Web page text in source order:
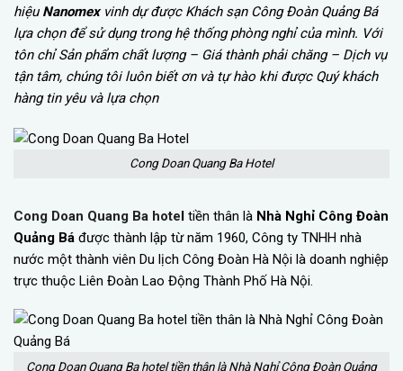
hiệuNanomexvinh dự được Khách sạn Công Đoàn Quảng Bá
lựa chọn để sử dụng trong hệ thống phòng nghỉ của mình. Với
tôn chỉ Sản phẩm chất lượng – Giá thành phải chăng – Dịch vụ
tận tâm, chúng tôi luôn biết ơn và tự hào khi được Quý khách
hàng tin yêu và lựa chọn
Cong Doan Quang Ba Hotel
Cong Doan Quang Ba hotel tiền thân là Nhà Nghỉ Công Đoàn
Quảng Bá được thành lập từ năm 1960, Công ty TNHH nhà
nước một thành viên Du lịch Công Đoàn Hà Nội là doanh nghiệp
trực thuộc Liên Đoàn Lao Động Thành Phố Hà Nội.
Cong Doan Quang Ba hotel tiền thân là Nhà Nghỉ Công Đoàn Quảng